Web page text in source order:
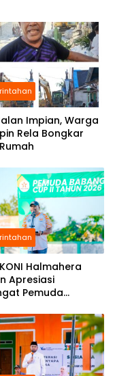
Impian, Warga
Rela Bongkar
Halmahera
Apresiasi
Pemuda
di Tengah
Anggaran